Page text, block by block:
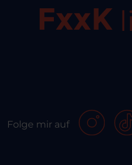
Folge mir auf